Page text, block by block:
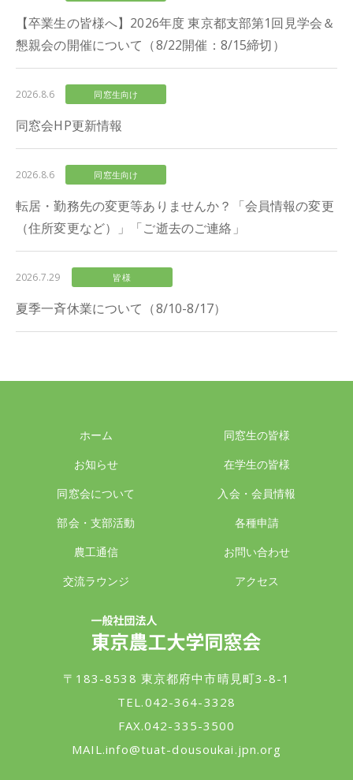
【卒業生の皆様へ】2026年度 東京都支部第1回見学会＆
懇親会の開催について（8/22開催：8/15締切）
2026.8.6 同窓生向け
同窓会HP更新情報
2026.8.6 同窓生向け
転居・勤務先の変更等ありませんか？「会員情報の変更
（住所変更など）」「ご逝去のご連絡」
2026.7.29 皆様
夏季一斉休業について（8/10-8/17）
ホーム
お知らせ
同窓会について
部会・支部活動
農工通信
交流ラウンジ
同窓生の皆様
在学生の皆様
入会・会員情報
各種申請
お問い合わせ
アクセス
〒183-8538 東京都府中市晴見町3-8-1
TEL.042-364-3328
FAX.042-335-3500
MAIL.info@tuat-dousoukai.jpn.org